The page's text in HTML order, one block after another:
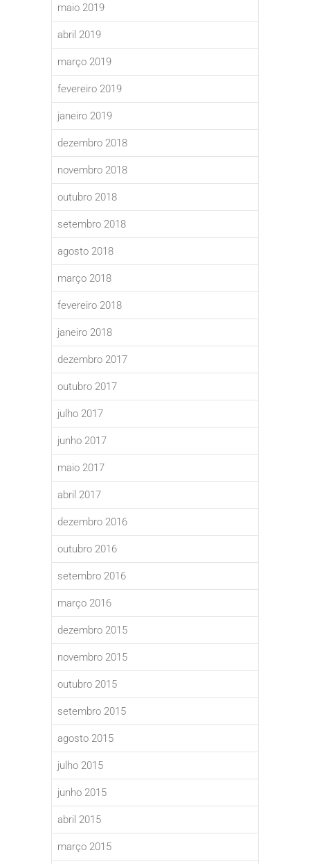
maio 2019
abril 2019
março 2019
fevereiro 2019
janeiro 2019
dezembro 2018
novembro 2018
outubro 2018
setembro 2018
agosto 2018
março 2018
fevereiro 2018
janeiro 2018
dezembro 2017
outubro 2017
julho 2017
junho 2017
maio 2017
abril 2017
dezembro 2016
outubro 2016
setembro 2016
março 2016
dezembro 2015
novembro 2015
outubro 2015
setembro 2015
agosto 2015
julho 2015
junho 2015
abril 2015
março 2015